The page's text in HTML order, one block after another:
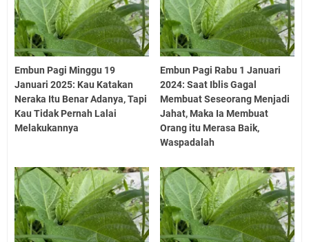
Embun Pagi Minggu 19
Januari 2025: Kau Katakan
Neraka Itu Benar Adanya, Tapi
Kau Tidak Pernah Lalai
Melakukannya
Embun Pagi Rabu 1 Januari
2024: Saat Iblis Gagal
Membuat Seseorang Menjadi
Jahat, Maka Ia Membuat
Orang itu Merasa Baik,
Waspadalah